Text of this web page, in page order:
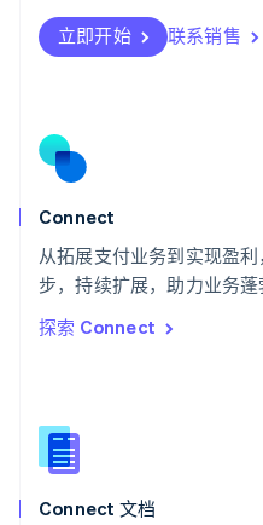
立即开始 联系销售
Connect
从拓展支付业务到实现盈
步，持续扩展，助力业务蓬
探索 Connect
Connect 文档
瑞士
DeutschFrançais
English
斯洛文尼亚
泰国
ไทยEnglish
希腊
English
西班牙
新西兰
English
匈牙利
English